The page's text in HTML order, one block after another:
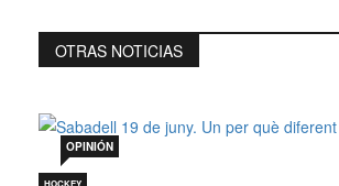
OTRAS NOTICIAS
Sabadell 19 de juny. Un per què
OPINIÓN
HOCKEY